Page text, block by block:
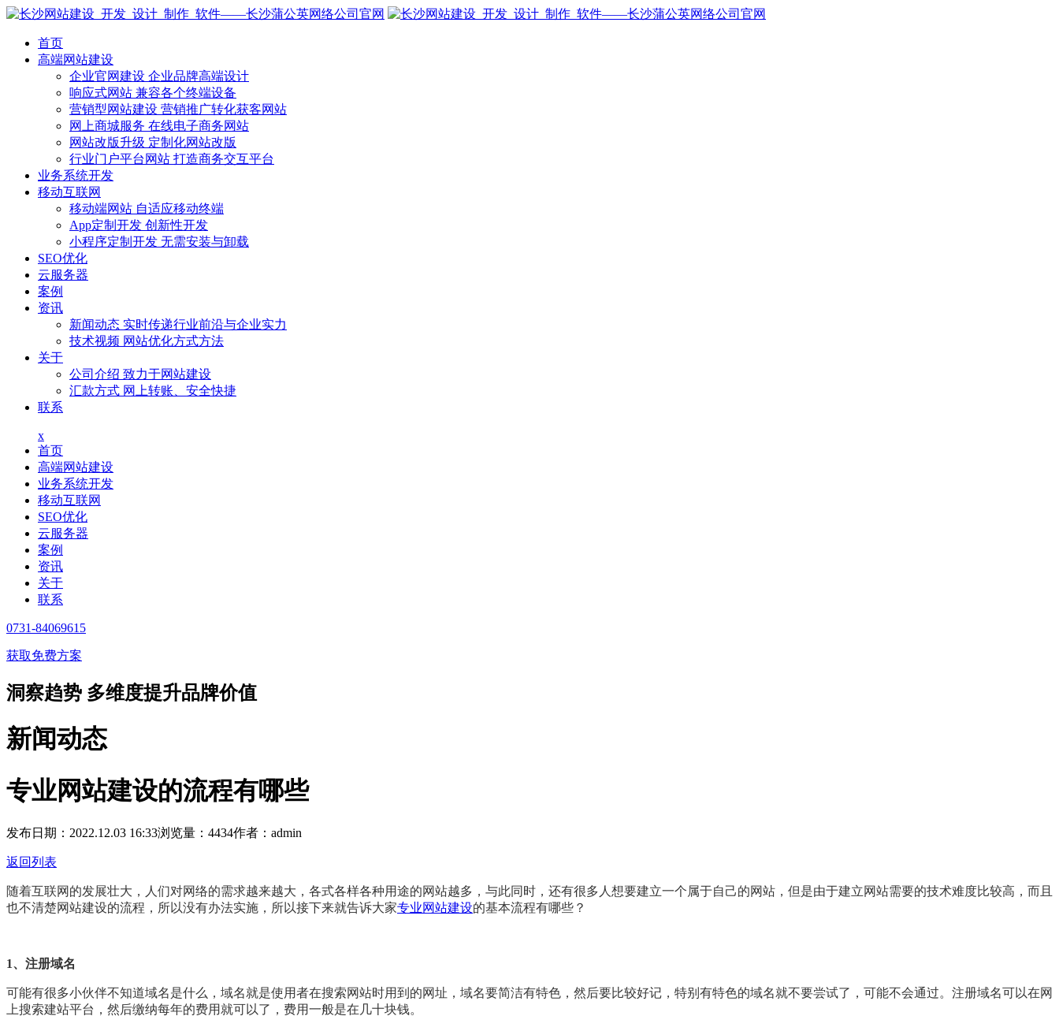
首页
高端网站建设
企业官网建设 企业品牌高端设计
响应式网站 兼容各个终端设备
营销型网站建设 营销推广转化获客网站
网上商城服务 在线电子商务网站
网站改版升级 定制化网站改版
行业门户平台网站 打造商务交互平台
业务系统开发
移动互联网
移动端网站 自适应移动终端
App定制开发 创新性开发
小程序定制开发 无需安装与卸载
SEO优化
云服务器
案例
资讯
新闻动态 实时传递行业前沿与企业实力
技术视频 网站优化方式方法
关于
公司介绍 致力于网站建设
汇款方式 网上转账、安全快捷
联系
x
首页
高端网站建设
业务系统开发
移动互联网
SEO优化
云服务器
案例
资讯
关于
联系
0731-84069615
获取免费方案
洞察趋势 多维度提升品牌价值
新闻动态
专业网站建设的流程有哪些
发布日期：2022.12.03 16:33浏览量：4434作者：admin
返回列表
随着互联网的发展壮大，人们对网络的需求越来越大，各式各样各种用途的网站越多，与此同时，还有很多人想要建立一个属于自己的网站，但是由于建立网站需要的技术难度比较高，而且
也不清楚网站建设的流程，所以没有办法实施，所以接下来就告诉大家专业网站建设的基本流程有哪些？
1、注册域名
可能有很多小伙伴不知道域名是什么，域名就是使用者在搜索网站时用到的网址，域名要简洁有特色，然后要比较好记，特别有特色的域名就不要尝试了，可能不会通过。注册域名可以在网
上搜索建站平台，然后缴纳每年的费用就可以了，费用一般是在几十块钱。